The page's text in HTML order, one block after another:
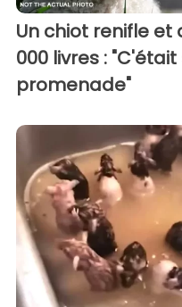
Un chiot renifle
000 livres :
promenade"